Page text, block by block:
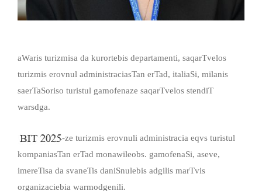
aWaris turizmisa da kurortebis departamenti, saqarTvelos
turizmis erovnul administraciasTan erTad, italiaSi, milanis
saerTaSoriso turistul gamofenaze saqarTvelos stendiT
warsdga.
-ze turizmis erovnuli administracia eqvs turistul
kompaniasTan erTad monawileobs. gamofenaSi, aseve,
imereTisa da svaneTis daniSnulebis adgilis marTvis
organizaciebia warmodgenili.